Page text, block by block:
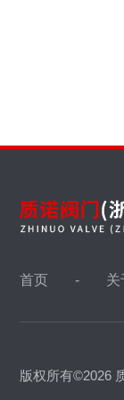
首页 关
版权所有©2026